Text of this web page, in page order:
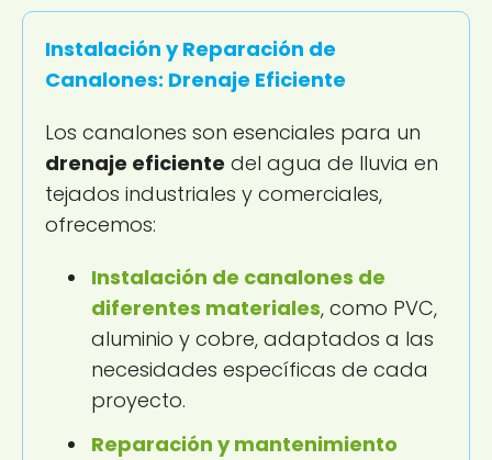
Instalación y Reparación de
Canalones: Drenaje Eficiente
Los canalones son esenciales para un
drenaje eficiente del agua de lluvia en
tejados industriales y comerciales,
ofrecemos:
Instalación de canalones de
diferentes materiales, como PVC,
aluminio y cobre, adaptados a las
necesidades específicas de cada
proyecto.
Reparación y mantenimiento